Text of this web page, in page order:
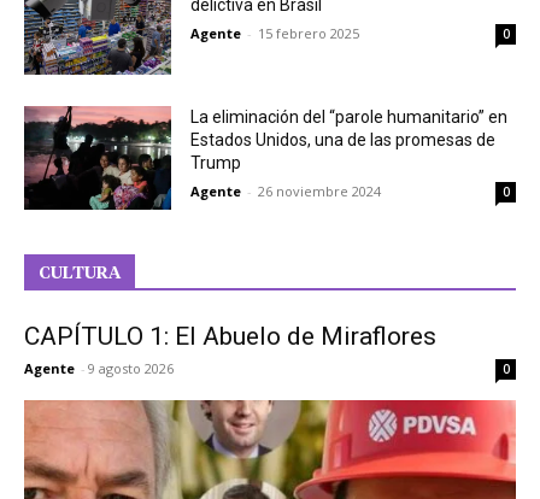
delictiva en Brasil
Agente - 15 febrero 2025 0
La eliminación del “parole humanitario” en
Estados Unidos, una de las promesas de
Trump
Agente - 26 noviembre 2024 0
CULTURA
CAPÍTULO 1: El Abuelo de Miraflores
Agente - 9 agosto 2026 0